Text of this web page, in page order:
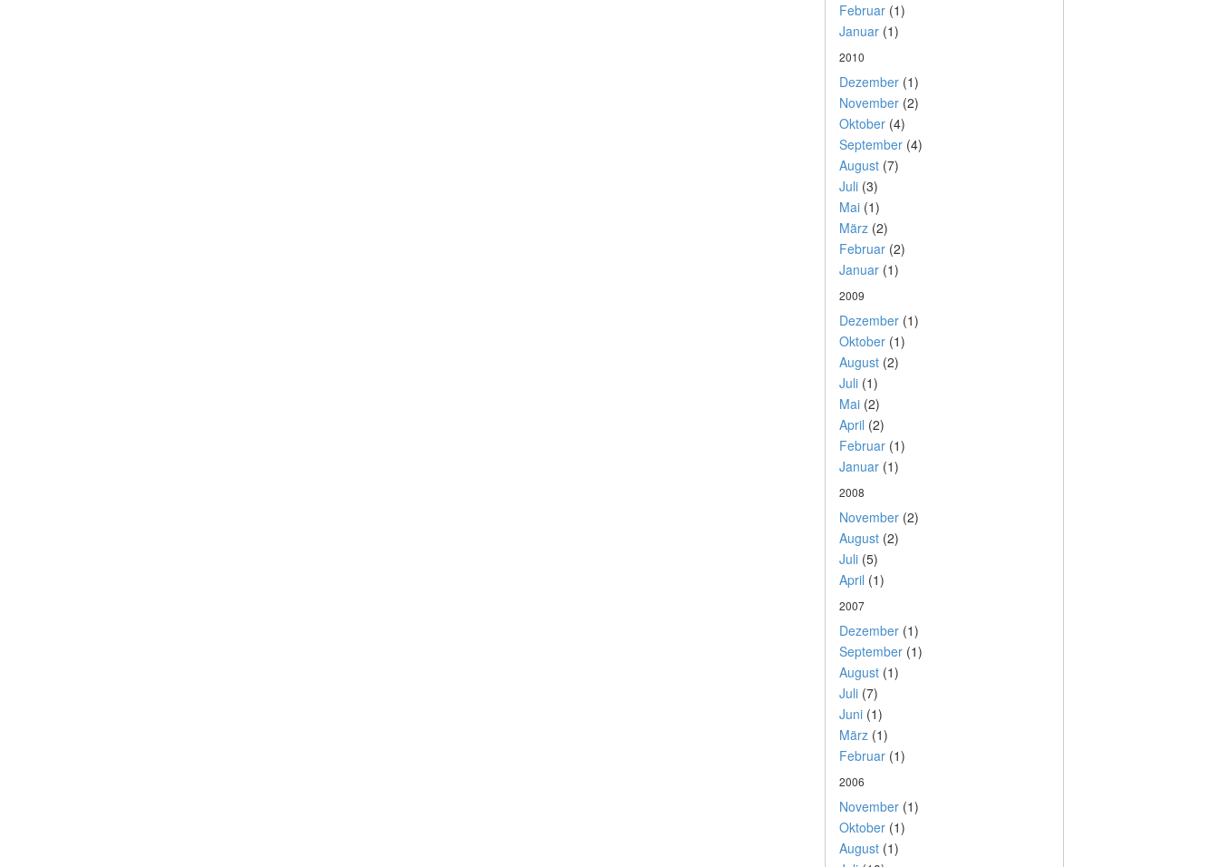
Februar(1)
Januar(1)
2010
Dezember(1)
November(2)
Oktober(4)
September(4)
August(7)
Juli(3)
Mai(1)
März(2)
Februar(2)
Januar(1)
2009
Dezember(1)
Oktober(1)
August(2)
Juli(1)
Mai(2)
April (2)
Februar(1)
Januar(1)
2008
November(2)
August(2)
Juli(5)
April (1)
2007
Dezember(1)
September(1)
August(1)
Juli(7)
Juni(1)
März(1)
Februar(1)
2006
November(1)
Oktober(1)
August(1)